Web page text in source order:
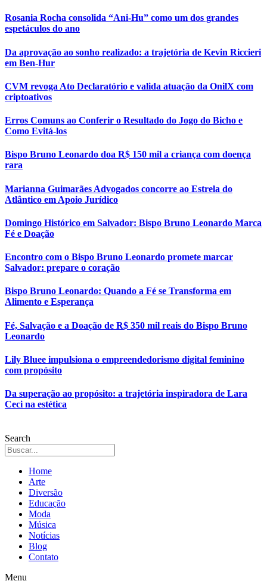
Rosania Rocha consolida “Ani-Hu” como um dos grandes
espetáculos do ano
Da aprovação ao sonho realizado: a trajetória de Kevin Riccieri
em Ben-Hur
CVM revoga Ato Declaratório e valida atuação da OnilX com
criptoativos
Erros Comuns ao Conferir o Resultado do Jogo do Bicho e
Como Evitá-los
Bispo Bruno Leonardo doa R$ 150 mil a criança com doença
rara
Marianna Guimarães Advogados concorre ao Estrela do
Atlântico em Apoio Jurídico
Domingo Histórico em Salvador: Bispo Bruno Leonardo Marca
Fé e Doação
Encontro com o Bispo Bruno Leonardo promete marcar
Salvador: prepare o coração
Bispo Bruno Leonardo: Quando a Fé se Transforma em
Alimento e Esperança
Fé, Salvação e a Doação de R$ 350 mil reais do Bispo Bruno
Leonardo
Lily Bluee impulsiona o empreendedorismo digital feminino
com propósito
Da superação ao propósito: a trajetória inspiradora de Lara
Ceci na estética
Search
Home
Arte
Diversão
Educação
Moda
Música
Notícias
Blog
Contato
Menu